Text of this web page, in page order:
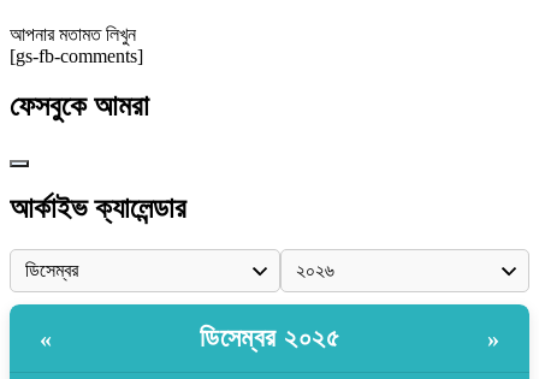
আপনার মতামত লিখুন
[gs-fb-comments]
ফেসবুকে আমরা
আর্কাইভ ক্যালেন্ডার
« ডিসেম্বর ২০২৫ »